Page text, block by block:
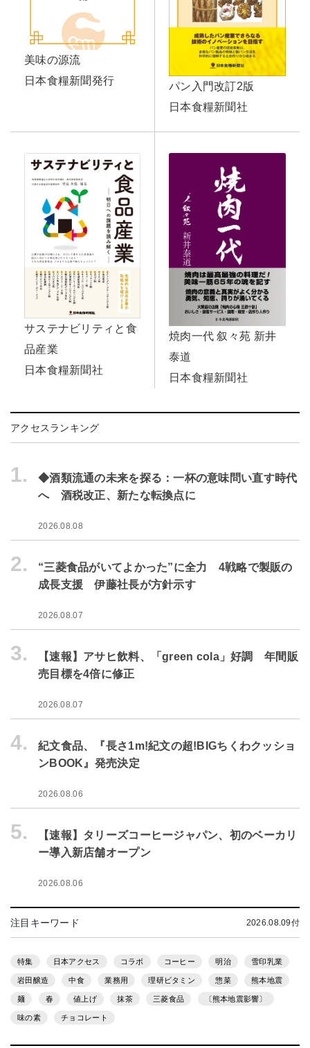
美味の源流
日本食糧新聞発行
パン入門改訂2版
日本食糧新聞社
サステナビリティと食
品産業
日本食糧新聞社
焼肉一代 叙々苑 新井
泰道
日本食糧新聞社
アクセスランキング
1.
◆酒類流通の未来を探る：一杯の意味問い直す時代
へ 酒税改正、新たな転換点に
2026.08.08
2.
“三菱食品がいてよかった”に全力 4戦略で製販の
成長支援 伊藤社長が方針示す
2026.08.07
3.
【速報】アサヒ飲料、「green cola」好調 年間販
売目標を4倍に修正
2026.08.07
4.
紀文食品、『長さ1m!紀文の超!BIGちくわクッショ
ンBOOK』発売決定
2026.08.06
5.
【速報】タリーズコーヒージャパン、初のベーカリ
ー導入新店舗オープン
2026.08.06
注目キーワード 2026.08.09付
特集 日本アクセス コラボ コーヒー 明治 雪印乳業
岩田醸造 中食 業務用 理研ビタミン 惣菜 熊本地震
麺 春 値上げ 抹茶 三菱食品 〔熊本地震影響〕
味の素 チョコレート